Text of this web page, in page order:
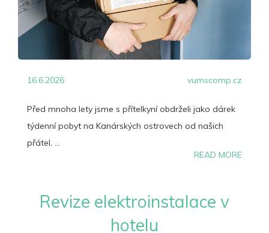
16.6.2026 vumscomp.cz
Před mnoha lety jsme s přítelkyní obdrželi jako dárek
týdenní pobyt na Kanárských ostrovech od našich
přátel, ...
READ MORE
Revize elektroinstalace v
hotelu